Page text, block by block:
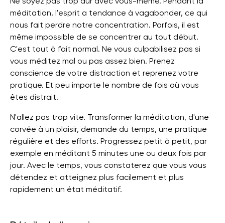
méditation, l'esprit a tendance à vagabonder, ce qui
nous fait perdre notre concentration. Parfois, il est
même impossible de se concentrer au tout début.
C'est tout à fait normal. Ne vous culpabilisez pas si
vous méditez mal ou pas assez bien. Prenez
conscience de votre distraction et reprenez votre
pratique. Et peu importe le nombre de fois où vous
êtes distrait.
N'allez pas trop vite. Transformer la méditation, d'une
corvée à un plaisir, demande du temps, une pratique
régulière et des efforts. Progressez petit à petit, par
exemple en méditant 5 minutes une ou deux fois par
jour. Avec le temps, vous constaterez que vous vous
détendez et atteignez plus facilement et plus
rapidement un état méditatif.